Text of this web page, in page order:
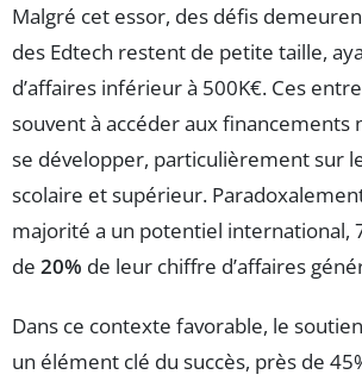
Malgré cet essor, des défis
des Edtech restent de petite taille,
d’affaires inférieur à 500K€. Ces
souvent à accéder aux financements
se développer, particulièrement sur
scolaire et supérieur.
majorité a un potentiel international,
de 20% de leur chiffre d’affaires
Dans ce contexte favorable, le
un élément clé du succès, près de